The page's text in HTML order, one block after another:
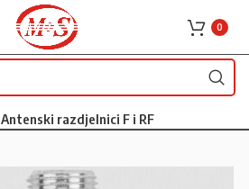
0
Antenski razdjelnici F i RF